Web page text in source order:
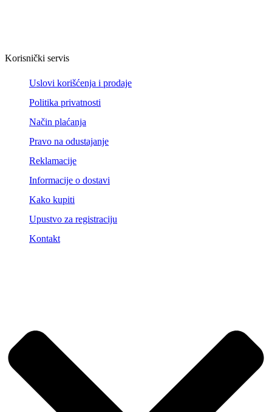
Korisnički servis
Uslovi korišćenja i prodaje
Politika privatnosti
Način plaćanja
Pravo na odustajanje
Reklamacije
Informacije o dostavi
Kako kupiti
Upustvo za registraciju
Kontakt